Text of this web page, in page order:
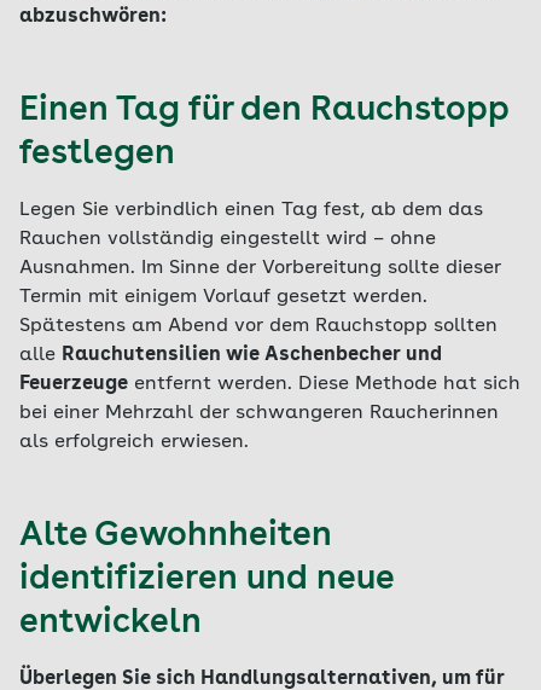
abzuschwören:
Einen Tag für den Rauchstopp
festlegen
Legen Sie verbindlich einen Tag fest, ab dem das
Rauchen vollständig eingestellt wird – ohne
Ausnahmen. Im Sinne der Vorbereitung sollte dieser
Termin mit einigem Vorlauf gesetzt werden.
Spätestens am Abend vor dem Rauchstopp sollten
alle Rauchutensilien wie Aschenbecher und
Feuerzeuge entfernt werden. Diese Methode hat sich
bei einer Mehrzahl der schwangeren Raucherinnen
als erfolgreich erwiesen.
Alte Gewohnheiten
identifizieren und neue
entwickeln
Überlegen Sie sich Handlungsalternativen, um für